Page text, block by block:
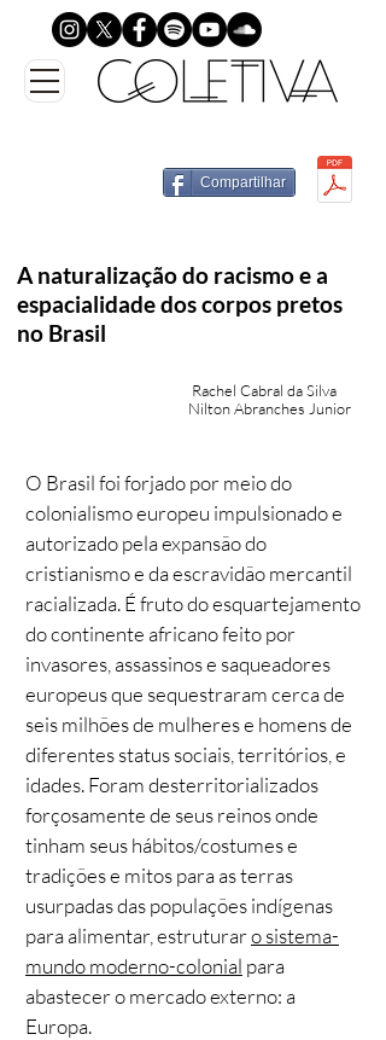
Compartilhar
A naturalização do racismo e a
espacialidade dos corpos pretos
no Brasil
Rachel Cabral da Silva
Nilton Abranches Junior
O Brasil foi forjado por meio do
colonialismo europeu impulsionado e
autorizado pela expansão do
cristianismo e da escravidão mercantil
racializada. É fruto do esquartejamento
do continente africano feito por
invasores, assassinos e saqueadores
europeus que sequestraram cerca de
seis milhões de mulheres e homens de
diferentes status sociais, territórios, e
idades. Foram desterritorializados
forçosamente de seus reinos onde
tinham seus hábitos/costumes e
tradições e mitos para as terras
usurpadas das populações indígenas
para alimentar, estruturaro sistema-
mundo moderno-colonial para
abastecer o mercado externo: a
Europa.